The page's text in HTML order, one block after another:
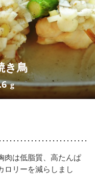
き鳥
g
肉は低脂質、高たんぱ
ロリーを減らしまし